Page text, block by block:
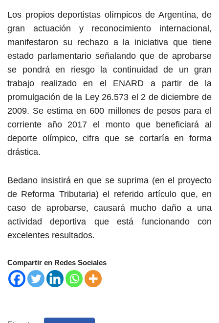
Los propios deportistas olímpicos de Argentina, de
gran actuación y reconocimiento internacional,
manifestaron su rechazo a la iniciativa que tiene
estado parlamentario señalando que de aprobarse
se pondrá en riesgo la continuidad de un gran
trabajo realizado en el ENARD a partir de la
promulgación de la Ley 26.573 el 2 de diciembre de
2009. Se estima en 600 millones de pesos para el
corriente año 2017 el monto que beneficiará al
deporte olímpico, cifra que se cortaría en forma
drástica.
Bedano insistirá en que se suprima (en el proyecto
de Reforma Tributaria) el referido artículo que, en
caso de aprobarse, causará mucho daño a una
actividad deportiva que está funcionando con
excelentes resultados.
Compartir en Redes Sociales